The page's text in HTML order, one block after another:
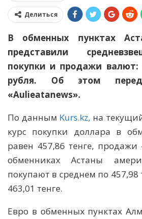
Делиться
В обменных пунктах
представили
покупки и продажи валют:
рубля. Об этом
«Aulieatanews».
По данным Kurs.kz, на
курс покупки доллара в
равен 457,86 тенге,
обменниках Астаны
покупают в среднем по 457,98
463,01 тенге.
Евро в обменных пунктах